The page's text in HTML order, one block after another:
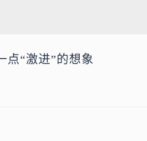
点“激进”的想象